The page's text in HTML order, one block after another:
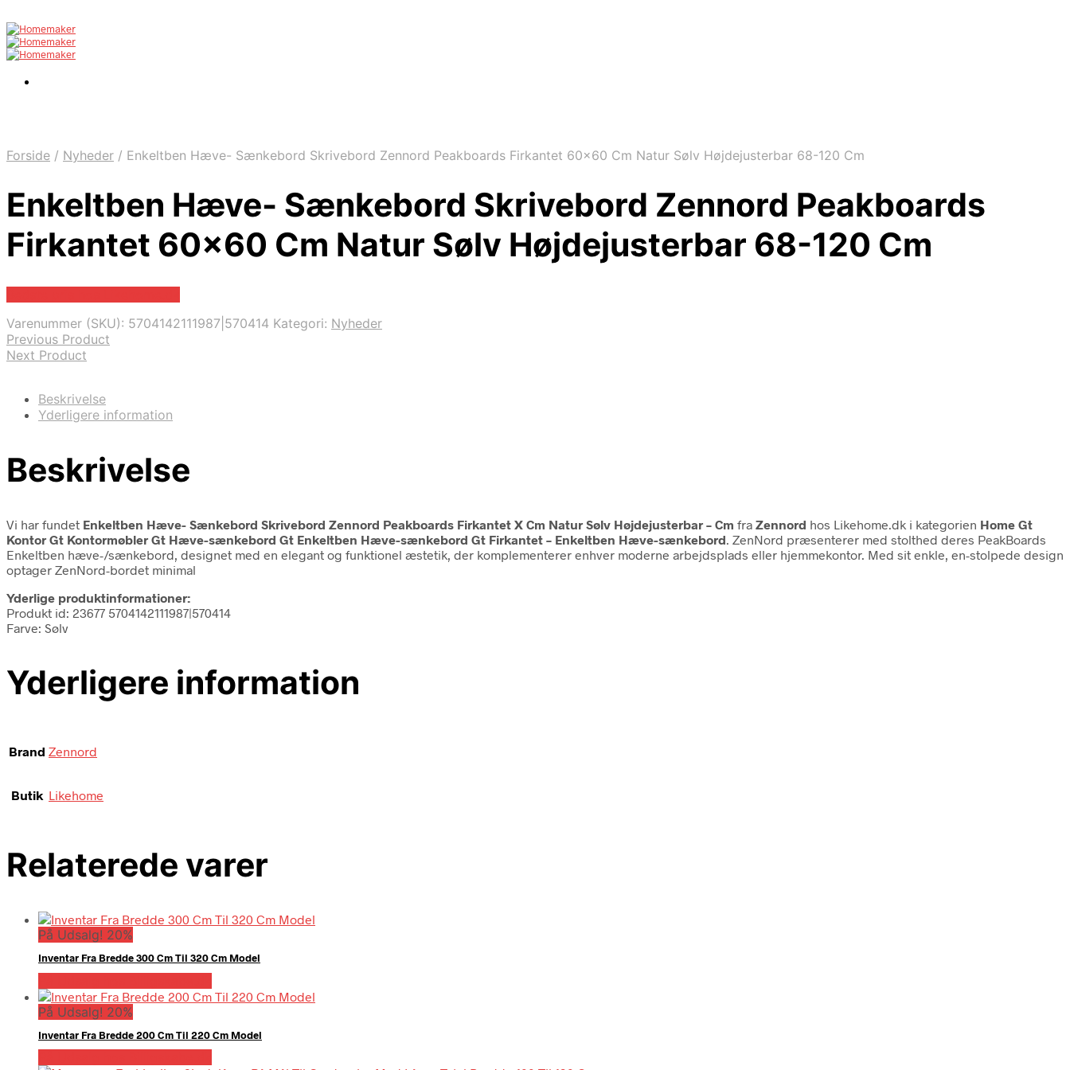
Forside / Nyheder / Enkeltben Hæve- Sænkebord Skrivebord Zennord Peakboards Firkantet 60×60 Cm Natur Sølv Højdejusterbar 68-120 Cm
Enkeltben Hæve- Sænkebord Skrivebord Zennord Peakboards
Firkantet 60×60 Cm Natur Sølv Højdejusterbar 68-120 Cm
Varenummer (SKU): 5704142111987|570414 Kategori: Nyheder
Previous Product
Next Product
Beskrivelse
Yderligere information
Beskrivelse
Vi har fundet Enkeltben Hæve- Sænkebord Skrivebord Zennord Peakboards Firkantet X Cm Natur Sølv Højdejusterbar – Cm fra Zennord hos Likehome.dk i kategorien Home Gt
Kontor Gt Kontormøbler Gt Hæve-sænkebord Gt Enkeltben Hæve-sænkebord Gt Firkantet – Enkeltben Hæve-sænkebord . ZenNord præsenterer med stolthed deres PeakBoards
Enkeltben hæve-/sænkebord, designet med en elegant og funktionel æstetik, der komplementerer enhver moderne arbejdsplads eller hjemmekontor. Med sit enkle, en-stolpede design
optager ZenNord-bordet minimal
Yderlige produktinformationer:
Produkt id: 23677 5704142111987|570414
Farve: Sølv
Yderligere information
Brand Zennord
Butik Likehome
Relaterede varer
På Udsalg! 20%
Inventar Fra Bredde 300 Cm Til 320 Cm Model
På Udsalg! 20%
Inventar Fra Bredde 200 Cm Til 220 Cm Model